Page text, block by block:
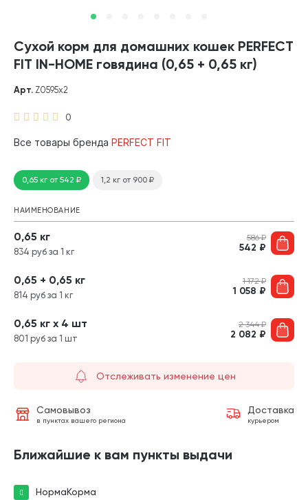
Сухой корм для домашних кошек PERFECT
FIT IN-HOME говядина (0,65 + 0,65 кг)
0
Арт. Z0595х2
Все товары бренда PERFECT FIT
0,65 кг от 542₽ 1,2 кг от 900 ₽
НАИМЕНОВАНИЕ
0,65 кг
834 руб за 1 кг
586₽
542 ₽
0,65 + 0,65 кг
814 руб за 1 кг
1 172₽
1 058 ₽
0,65 кг х 4 шт
801 руб за 1 шт
2 344₽
2 082 ₽
Отслеживать изменение цен
Самовывоз
в пунктах вашего региона
Доставка
курьером
Ближайшие к вам пункты выдачи
НормаКорма